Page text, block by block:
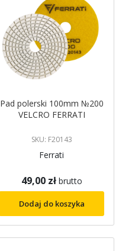
Pad polerski 100mm №200
VELCRO FERRATI
SKU: F20143
Ferrati
49,00 zł brutto
Dodaj do koszyka